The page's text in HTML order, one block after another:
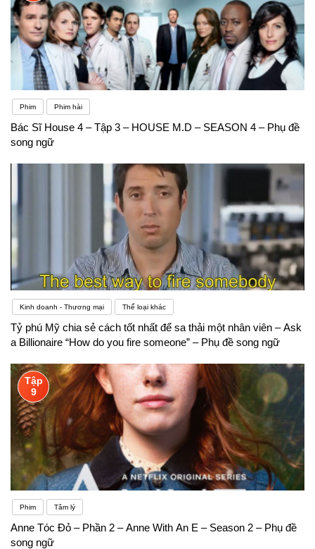
Phim Phim hài
Bác Sĩ House 4 – Tập 3 – HOUSE M.D – SEASON 4 – Phụ đề
song ngữ
Kinh doanh - Thương mại Thể loại khác
Tỷ phú Mỹ chia sẻ cách tốt nhất để sa thải một nhân viên – Ask
a Billionaire “How do you fire someone” – Phụ đề song ngữ
Tập
9
Phim Tâm lý
Anne Tóc Đỏ – Phần 2 – Anne With An E – Season 2 – Phụ đề
song ngữ